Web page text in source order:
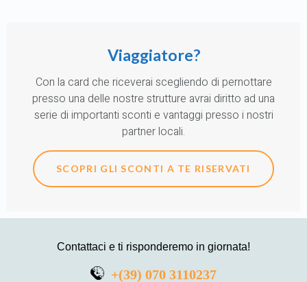
Viaggiatore?
Con la card che riceverai scegliendo di pernottare
presso una delle nostre strutture avrai diritto ad una
serie di importanti sconti e vantaggi presso i nostri
partner locali.
SCOPRI GLI SCONTI A TE RISERVATI
Contattaci e ti risponderemo in giornata!
+(39) 070 3110237